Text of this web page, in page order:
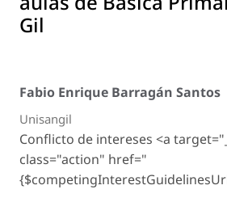
Gil
Fabio Enrique Barragán Santos
Unisangil
Conflicto de intereses <a
class="action" href="